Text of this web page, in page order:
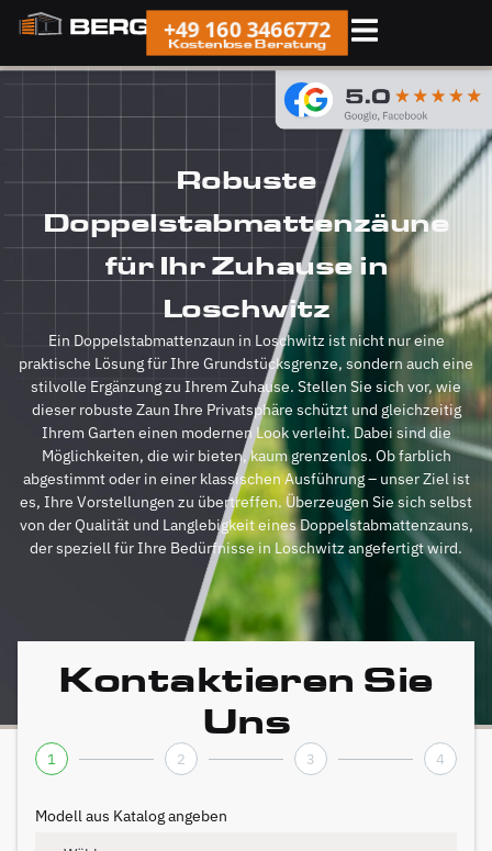
+49 160 3466772
Kostenlose Beratung
Robuste
Doppelstabmattenzäune
für Ihr Zuhause in
Loschwitz
Ein Doppelstabmattenzaun in Loschwitz ist nicht nur eine
praktische Lösung für Ihre Grundstücksgrenze, sondern auch eine
stilvolle Ergänzung zu Ihrem Zuhause. Stellen Sie sich vor, wie
dieser robuste Zaun Ihre Privatsphäre schützt und gleichzeitig
Ihrem Garten einen modernen Look verleiht. Dabei sind die
Möglichkeiten, die wir bieten, kaum grenzenlos. Ob farblich
abgestimmt oder in einer klassischen Ausführung – unser Ziel ist
es, Ihre Vorstellungen zu übertreffen. Überzeugen Sie sich selbst
von der Qualität und Langlebigkeit eines Doppelstabmattenzauns,
der speziell für Ihre Bedürfnisse in Loschwitz angefertigt wird.
Kontaktieren Sie
Uns
1 2 3 4
Modell aus Katalog angeben